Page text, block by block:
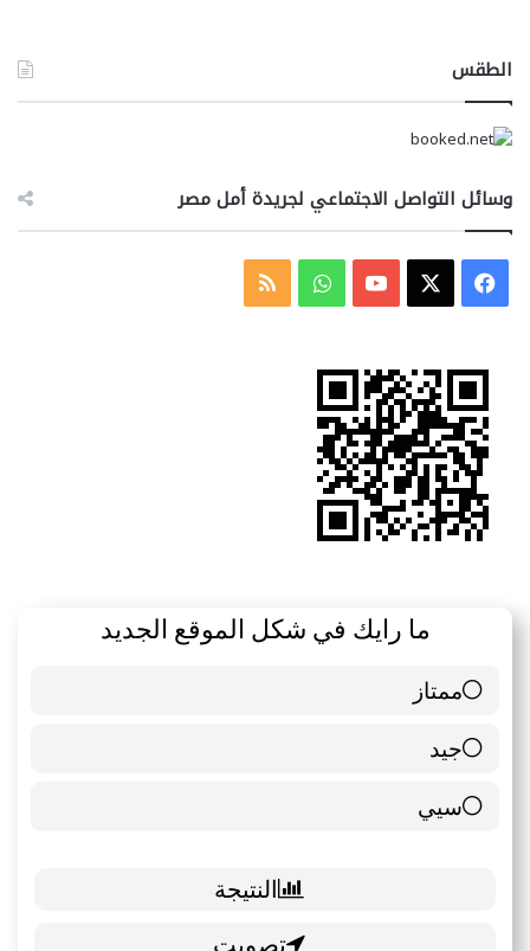
الطقس
وسائل التواصل الاجتماعي لجريدة أمل مصر
فيسبوك ‫YouTubeواتسابملخص
ما رايك في شكل الموقع الجديد
ممتاز
6 ( 85.71 % )
جيد
0 ( 0 % )
سيي
1 ( 14.29 % )